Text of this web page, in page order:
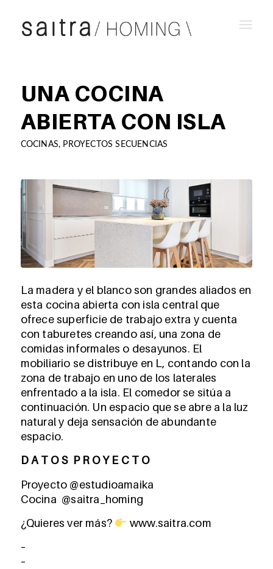
UNA COCINA
ABIERTA CON ISLA
COCINAS, PROYECTOS SECUENCIAS
La madera y el blanco son grandes aliados en
esta cocina abierta con isla central que
ofrece superficie de trabajo extra y cuenta
con taburetes creando así, una zona de
comidas informales o desayunos. El
mobiliario se distribuye en L, contando con la
zona de trabajo en uno de los laterales
enfrentado a la isla. El comedor se sitúa a
continuación. Un espacio que se abre a la luz
natural y deja sensación de abundante
espacio.
D A T O S P R O Y E C T O
Proyecto @estudioamaika
Cocina @saitra_homing
¿Quieres ver más?
www.saitra.com
–
–